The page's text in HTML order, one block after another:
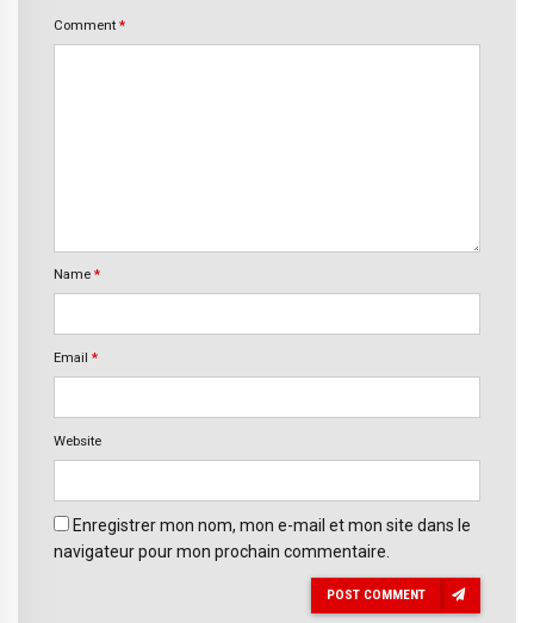
Comment *
Name *
Email *
Website
Enregistrer mon nom, mon e-mail et mon site dans le
navigateur pour mon prochain commentaire.
POST COMMENT